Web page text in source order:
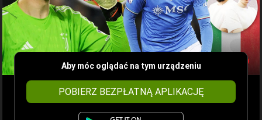
Aby móc oglądać na tym urządzeniu
POBIERZ BEZPŁATNĄ APLIKACJĘ